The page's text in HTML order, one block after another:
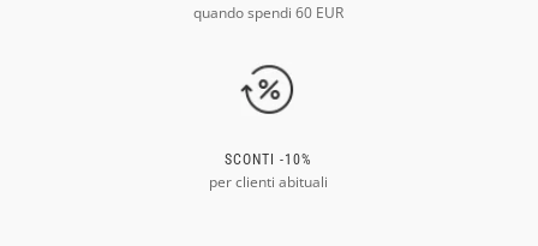
quando spendi 60 EUR
SCONTI -10%
per clienti abituali